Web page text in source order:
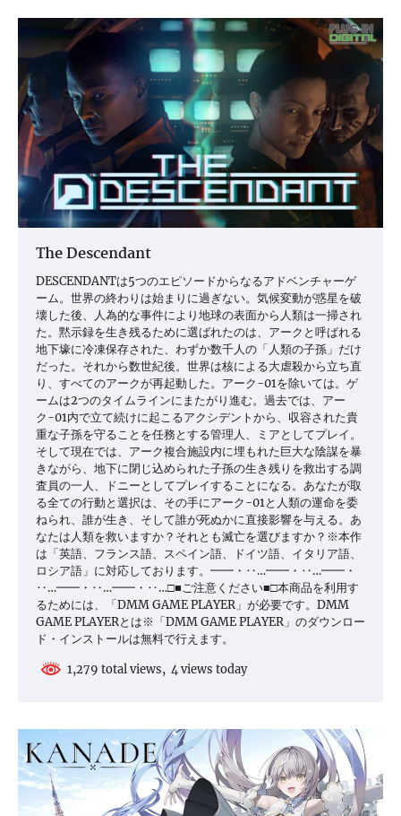
ー
シ
ョ
ン
The Descendant
DESCENDANTは5つのエピソードからなるアドベンチャーゲ
ーム。世界の終わりは始まりに過ぎない。気候変動が惑星を破
壊した後、人為的な事件により地球の表面から人類は一掃され
た。黙示録を生き残るために選ばれたのは、アークと呼ばれる
地下壕に冷凍保存された、わずか数千人の「人類の子孫」だけ
だった。それから数世紀後。世界は核による大虐殺から立ち直
り、すべてのアークが再起動した。アーク-01を除いては。ゲ
ームは2つのタイムラインにまたがり進む。過去では、アー
ク-01内で立て続けに起こるアクシデントから、収容された貴
重な子孫を守ることを任務とする管理人、ミアとしてプレイ。
そして現在では、アーク複合施設内に埋もれた巨大な陰謀を暴
きながら、地下に閉じ込められた子孫の生き残りを救出する調
査員の一人、ドニーとしてプレイすることになる。あなたが取
る全ての行動と選択は、その手にアーク-01と人類の運命を委
ねられ、誰が生き、そして誰が死ぬかに直接影響を与える。あ
なたは人類を救いますか？それとも滅亡を選びますか？※本作
は「英語、フランス語、スペイン語、ドイツ語、イタリア語、
ロシア語」に対応しております。━━・‥…━━・‥…━━・
‥…━━・‥…━━・‥…□■ご注意ください■□本商品を利用す
るためには、「DMM GAME PLAYER」が必要です。DMM
GAME PLAYERとは※「DMM GAME PLAYER」のダウンロー
ド・インストールは無料で行えます。
1,279 total views, 4 views today